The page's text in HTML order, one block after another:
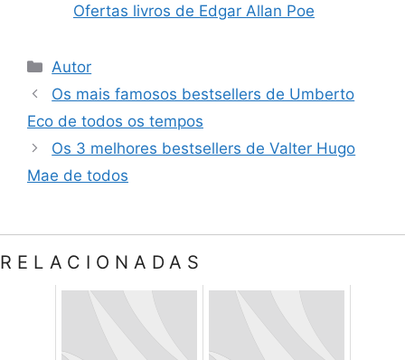
Ofertas livros de Edgar Allan Poe
Categorias
Autor
Os mais famosos bestsellers de Umberto
Eco de todos os tempos
Os 3 melhores bestsellers de Valter Hugo
Mae de todos
RELACIONADAS